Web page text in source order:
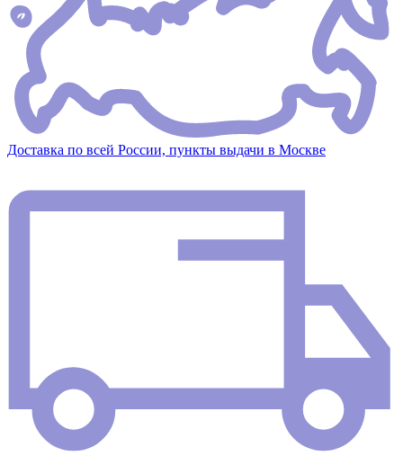
Доставка по всей России, пункты выдачи в Москве